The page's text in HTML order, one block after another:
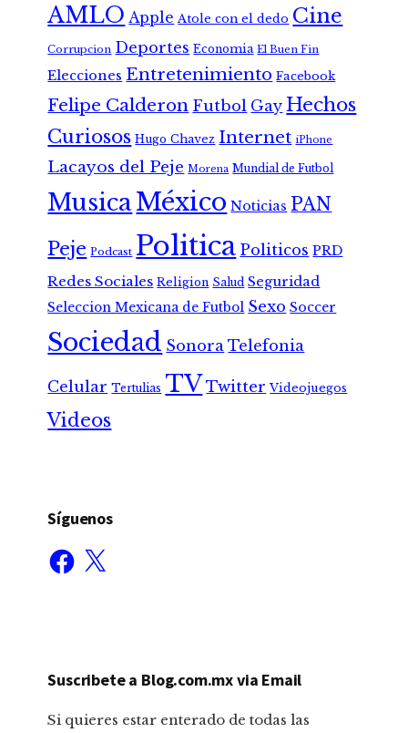
AMLO Apple Atole con el dedo Cine
Corrupcion Deportes Economia El Buen Fin
Elecciones Entretenimiento Facebook
Felipe Calderon Futbol Gay Hechos
Curiosos Hugo Chavez Internet iPhone
Lacayos del Peje Morena Mundial de Futbol
MusicaMéxico Noticias PAN
Peje Podcast Politica Politicos PRD
Redes Sociales Religion Salud Seguridad
Seleccion Mexicana de Futbol Sexo Soccer
Sociedad Sonora Telefonia
Celular Tertulias TV Twitter Videojuegos
Videos
Síguenos
Facebook
X
Suscribete a Blog.com.mx via Email
Si quieres estar enterado de todas las